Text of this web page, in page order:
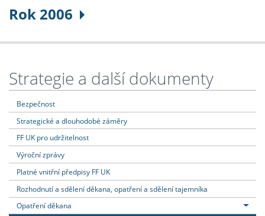
Rok 2006
Strategie a další dokumenty
Bezpečnost
Strategické a dlouhodobé záměry
FF UK pro udržitelnost
Výroční zprávy
Platné vnitřní předpisy FF UK
Rozhodnutí a sdělení děkana, opatření a sdělení tajemníka
Opatření děkana